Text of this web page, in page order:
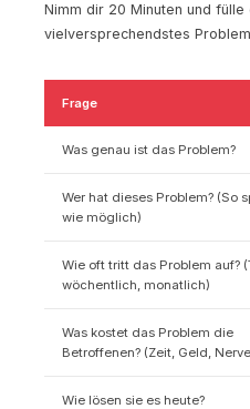
Nimm dir 20 Minuten und
vielversprechendstes
Frage
Was genau ist das Problem?
Wer hat dieses Problem? (So
wie möglich)
Wie oft tritt das Problem auf?
wöchentlich, monatlich)
Was kostet das Problem die
Betroffenen? (Zeit, Geld,
Wie lösen sie es heute?